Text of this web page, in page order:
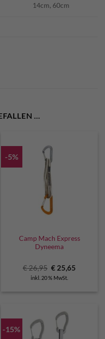
14cm, 60cm
…
-5%
Camp Mach Express
Dyneema
€26,95 Ursprünglicher
Preis
war:
€ 25,65
inkl. 20 % MwSt.
-15%